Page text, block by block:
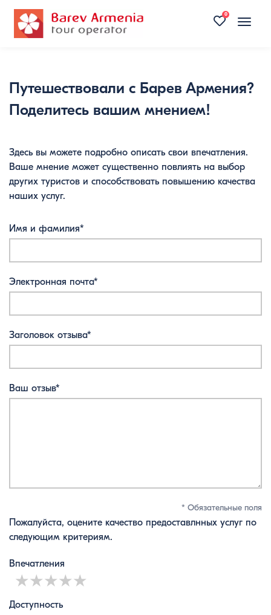
Toggle
0
Путешествовали с Барев Армения?
Поделитесь вашим мнением!
Здесь вы можете подробно описать свои впечатления.
Ваше мнение может существенно повлиять на выбор
других туристов и способствовать повышению качества
наших услуг.
Имя и фамилия*
Электронная почта*
Заголовок отзыва*
Ваш отзыв*
* Обязательные поля
Пожалуйста, оцените качество предоставлнных услуг по
следующим критериям.
Впечатления
4 stars
3 stars
2 stars
1 star
Доступность